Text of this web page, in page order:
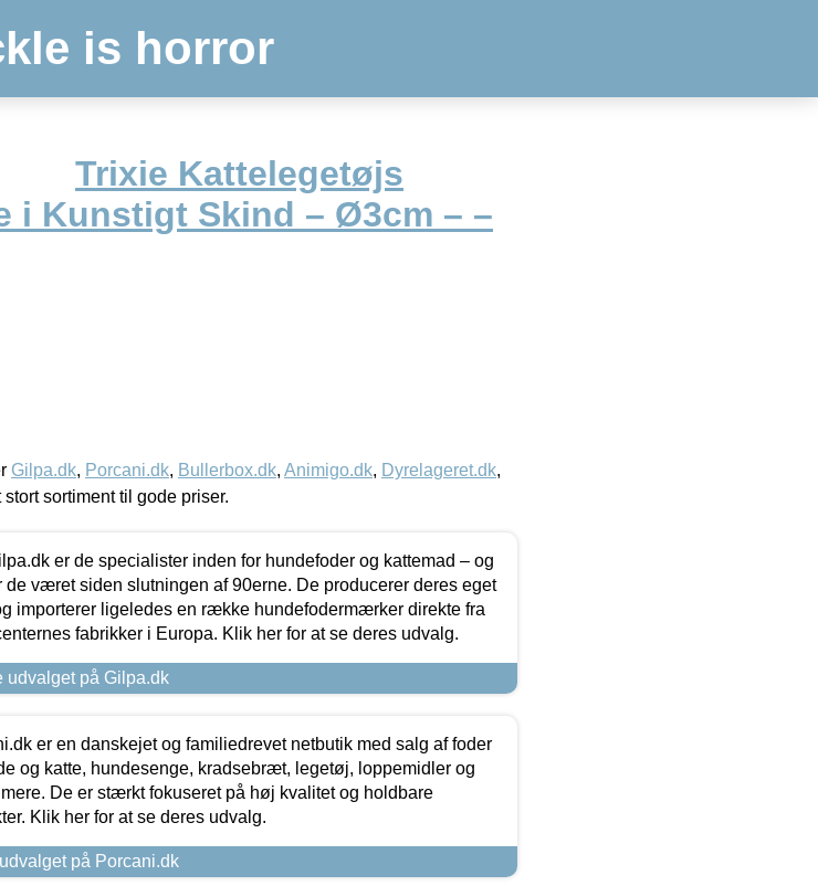
is horror
Trixie Kattelegetøjs
i Kunstigt Skind – Ø3cm – –
Gilpa.dk, Porcani.dk, Bullerbox.dk, Animigo.dk, Dyrelageret.dk,
sortiment til gode priser.
er de specialister inden for hundefoder og kattemad – og
de været siden slutningen af 90erne. De producerer deres eget
importerer ligeledes en række hundefodermærker direkte fra
fabrikker i Europa. Klik her for at se deres udvalg.
udvalget på Gilpa.dk
er en danskejet og familiedrevet netbutik med salg af foder
og katte, hundesenge, kradsebræt, legetøj, loppemidler og
De er stærkt fokuseret på høj kvalitet og holdbare
Klik her for at se deres udvalg.
på Porcani.dk